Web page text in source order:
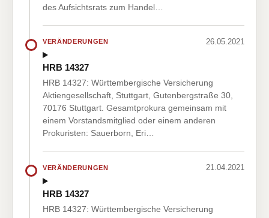
des Aufsichtsrats zum Handel…
VERÄNDERUNGEN 26.05.2021
HRB 14327
HRB 14327: Württembergische Versicherung
Aktiengesellschaft, Stuttgart, Gutenbergstraße 30,
70176 Stuttgart. Gesamtprokura gemeinsam mit
einem Vorstandsmitglied oder einem anderen
Prokuristen: Sauerborn, Eri…
VERÄNDERUNGEN 21.04.2021
HRB 14327
HRB 14327: Württembergische Versicherung